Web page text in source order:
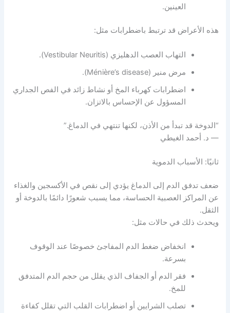
العينين.
هذه الأعراض قد ترتبط باضطرابات مثل:
التهاب العصب الدهليزي (Vestibular Neuritis).
مرض منير (Ménière’s disease).
اضطرابات كهرباء المخ أو نشاط زائد في الفص الجداري
المسؤول عن الإحساس بالاتزان.
“الدوخة قد تبدأ من الأذن، لكنها تنتهي في الدماغ.”
— د. أحمد الغيطي
ثانيًا: الأسباب الدموية
ضعف تدفق الدم إلى الدماغ يؤدي إلى نقص في الأكسجين والغذاء
عن المراكز العصبية الحساسة، مما يسبب شعورًا دائمًا بالدوخة أو
الثقل.
ويحدث ذلك في حالات مثل:
انخفاض ضغط الدم المفاجئ خصوصًا عند الوقوف
بسرعة.
فقر الدم أو الجفاف الذي يقلل من حجم الدم المتدفق
للمخ.
تصلب الشرايين أو اضطرابات القلب التي تقلل كفاءة